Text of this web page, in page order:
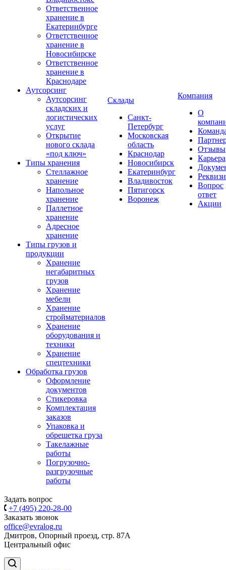
Ответственное
хранение в
Екатеринбурге
Ответственное
хранение в
Новосибирске
Ответственное
хранение в
Краснодаре
Аутсорсинг
Аутсорсинг
складских и
логистических
услуг
Открытие
нового склада
«под ключ»
Типы хранения
Стеллажное
хранение
Напольное
хранение
Паллетное
хранение
Адресное
хранение
Типы грузов и
продукции
Хранение
негабаритных
грузов
Хранение
мебели
Хранение
стройматериалов
Хранение
оборудования и
техники
Хранение
спецтехники
Обработка грузов
Оформление
документов
Стикеровка
Комплектация
заказов
Упаковка и
обрешетка груза
Такелажные
работы
Погрузочно-
разгрузочные
работы
Склады
Санкт-
Петербург
Московская
область
Краснодар
Новосибирск
Екатеринбург
Владивосток
Пятигорск
Воронеж
Компания
О
Отзывы
Карьера
Вопрос
ответ
Акции
Задать вопрос
+7 (495) 220-28-00
Заказать звонок
office@evralog.ru
Дмитров, Опорный проезд, стр. 87А
Центральный офис